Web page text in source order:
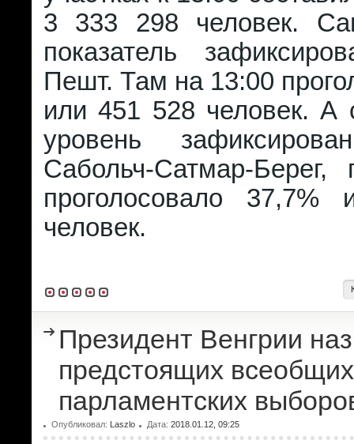
3 333 298 человек.
показатель
Пешт. Там на 13:00
или 451 528 человек. А
уровень
Сабольч-Сатмар-
проголосовало
человек.
Президент Венгрии
предстоящих всеобщих
парламентских
Опубликовал: Laszlo Дата: 2018.01.12, 09:25